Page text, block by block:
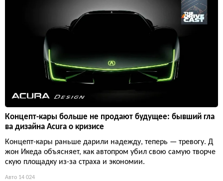
Концепт-кары больше не продают будущее: бывший гла
ва дизайна Acura о кризисе
Концепт-кары раньше дарили надежду, теперь — тревогу. Д
жон Икеда объясняет, как автопром убил свою самую творче
скую площадку из-за страха и экономии.
Авто 14 024